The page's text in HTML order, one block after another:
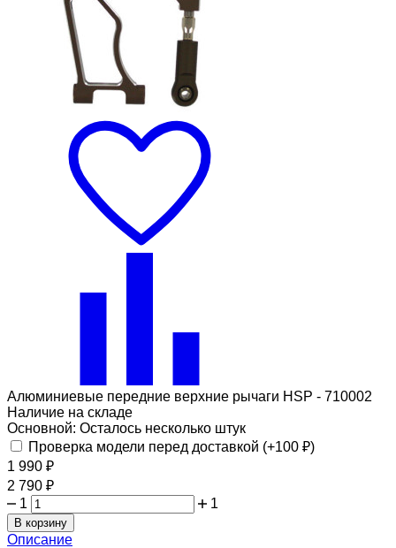
Алюминиевые передние верхние рычаги HSP - 710002
Наличие на складе
Основной: Осталось несколько штук
Проверка модели перед доставкой (+100 ₽)
1 990 ₽
2 790 ₽
1
1
В корзину
Описание